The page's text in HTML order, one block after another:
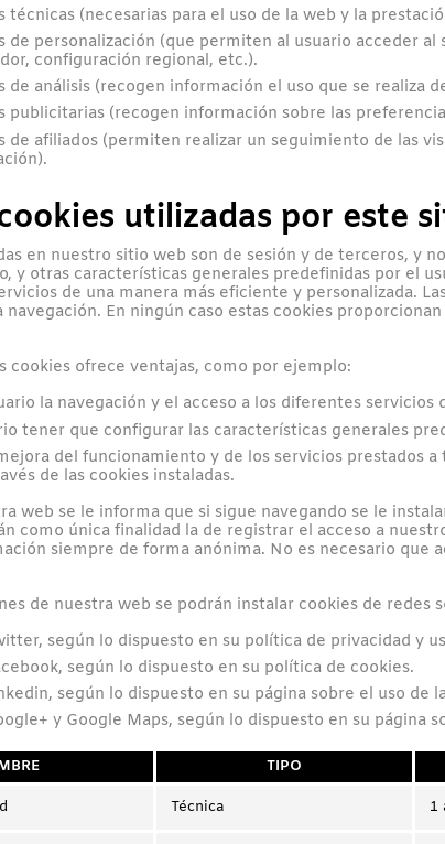
técnicas (necesarias para el uso de la web y la
de personalización (que permiten al usuario acceder
configuración regional, etc.).
de análisis (recogen información el uso que se realiza
publicitarias (recogen información sobre las
de afiliados (permiten realizar un seguimiento de las
utilizadas por este
en nuestro sitio web son de sesión y de terceros, y
y otras características generales predefinidas por el
de una manera más eficiente y personalizada.
navegación. En ningún caso estas cookies
cookies ofrece ventajas, como por ejemplo:
la navegación y el acceso a los diferentes
tener que configurar las características generales
del funcionamiento y de los servicios prestados
de las cookies instaladas.
web se le informa que si sigue navegando se le
como única finalidad la de registrar el acceso a
siempre de forma anónima. No es necesario
de nuestra web se podrán instalar cookies de redes
según lo dispuesto en su política de privacidad y
según lo dispuesto en su política de cookies.
según lo dispuesto en su página sobre el uso de
y Google Maps, según lo dispuesto en su página
TIPO
Técnica 1